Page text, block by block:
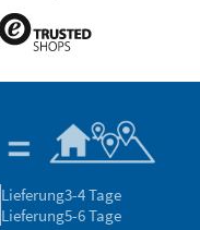
Lieferung3-4 Tage
Lieferung5-6 Tage